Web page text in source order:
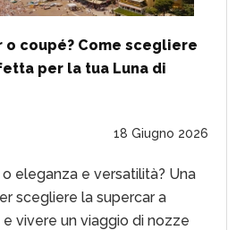
coupé? Come scegliere
per la tua Luna di
18 Giugno 2026
eleganza e versatilità? Una
scegliere la supercar a
vivere un viaggio di nozze